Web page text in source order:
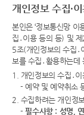
개인정보 수집·
본인은 ‘정보통신망
집․이용 등의 등) 및
5조(개인정보의 수집․
보를 수집․활용하는데
1. 개인정보의 수집․이
- 예약 및 예약취소
2. 수집하려는 개인정
-필수사항 : 성명,